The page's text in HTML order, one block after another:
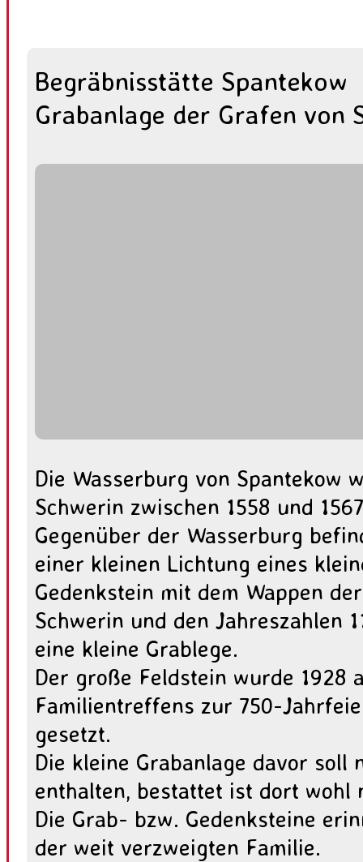
Begräbnisstätte Spantekow
Grabanlage der Grafen von
Die Wasserburg von Spantekow
Schwerin zwischen 1558 und
Gegenüber der Wasserburg
einer kleinen Lichtung eines
Gedenkstein mit dem Wappen
Schwerin und den Jahreszahlen
eine kleine Grablege.
Der große Feldstein wurde 1928
Familientreffens zur 750-
gesetzt.
Die kleine Grabanlage davor soll
enthalten, bestattet ist dort wohl
Die Grab- bzw. Gedenksteine
der weit verzweigten Familie.